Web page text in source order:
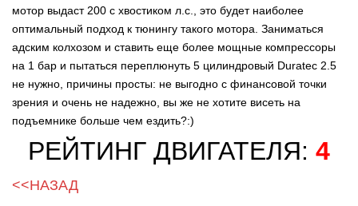
мотор выдаст 200 с хвостиком л.с., это будет наиболее
оптимальный подход к тюнингу такого мотора. Заниматься
адским колхозом и ставить еще более мощные компрессоры
на 1 бар и пытаться переплюнуть 5 цилиндровый Duratec 2.5
не нужно, причины просты: не выгодно с финансовой точки
зрения и очень не надежно, вы же не хотите висеть на
подъемнике больше чем ездить?:)
РЕЙТИНГ ДВИГАТЕЛЯ: 4
<<НАЗАД